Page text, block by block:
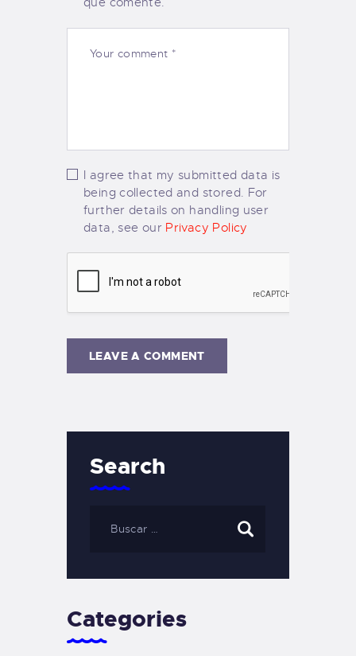
I agree that my submitted data is
being collected and stored. For
further details on handling user
data, see our Privacy Policy
Search
Categories